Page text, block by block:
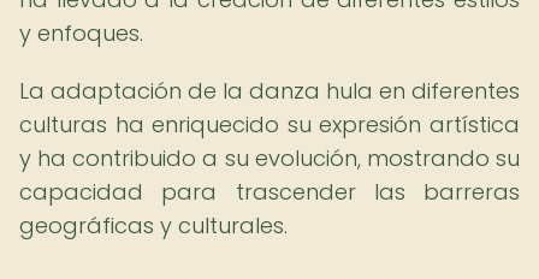
y enfoques.
La adaptación de la danza hula en diferentes
culturas ha enriquecido su expresión artística
y ha contribuido a su evolución, mostrando su
capacidad para trascender las barreras
geográficas y culturales.